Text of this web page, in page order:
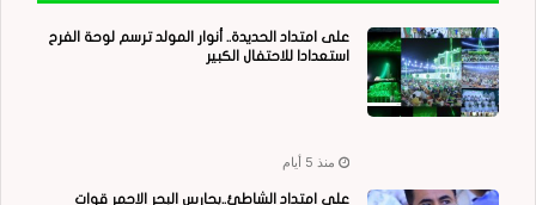
على امتداد الحديدة.. أنوار المولد ترسم لوحة الفرح
استعدادا للاحتفال الكبير
منذ 5 أيام
على امتداد الشاطئ..بحارس البحر الاحمر قوات